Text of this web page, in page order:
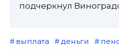
подчеркнул
выплата деньги